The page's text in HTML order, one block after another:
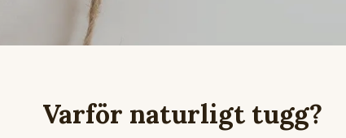
Varför naturligt tugg?